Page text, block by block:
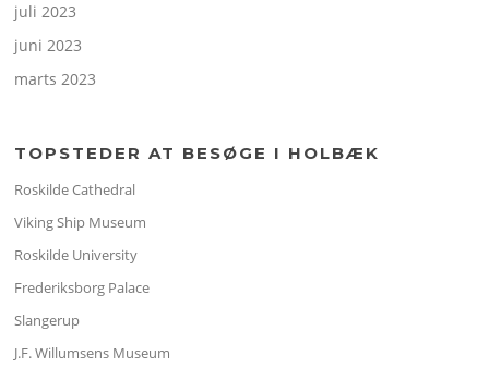
juli 2023
juni 2023
marts 2023
TOPSTEDER AT BESØGE I HOLBÆK
Roskilde Cathedral
Viking Ship Museum
Roskilde University
Frederiksborg Palace
Slangerup
J.F. Willumsens Museum